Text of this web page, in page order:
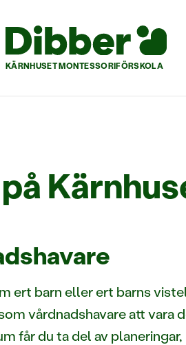
KÄRNHUSET MONTESSORIFÖRSKOLA
ert barn eller ert barns
vårdnadshavare att vara
får du ta del av